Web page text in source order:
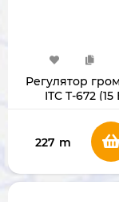
Регулятор
ITC T-672 (15
227 m